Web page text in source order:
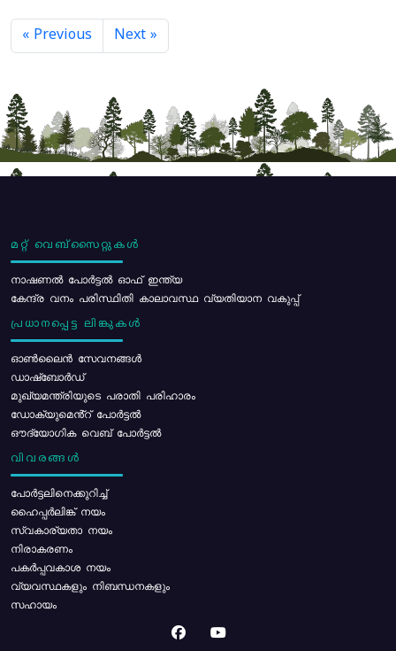
« Previous Next »
മറ്റ് വെബ്സൈറ്റുകൾ
നാഷണൽ പോർട്ടൽ ഓഫ് ഇന്ത്യ
കേന്ദ്ര വനം പരിസ്ഥിതി കാലാവസ്ഥ വ്യതിയാന വകുപ്പ്
പ്രധാനപ്പെട്ട ലിങ്കുകൾ
ഓൺലൈൻ സേവനങ്ങൾ
ഡാഷ്ബോർഡ്
മുഖ്യമന്ത്രിയുടെ പരാതി പരിഹാരം
ഡോക്യുമെൻ്റ് പോർട്ടൽ
ഔദ്യോഗിക വെബ് പോർട്ടൽ
വിവരങ്ങൾ
പോര്‍ട്ടലിനെക്കുറിച്ച്
ഹൈപ്പർലിങ്ക് നയം
സ്വകാര്യതാ നയം
നിരാകരണം
പകർപ്പവകാശ നയം
വ്യവസ്ഥകളും നിബന്ധനകളും
സഹായം